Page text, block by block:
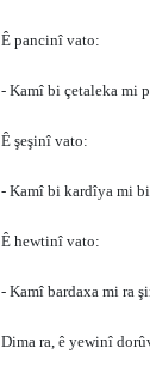
Ê pancinî vato:
- Kamî bi çetaleka mi
Ê şeşinî vato:
- Kamî bi kardîya mi
Ê hewtinî vato:
- Kamî bardaxa mi ra
Dima ra, ê yewinî